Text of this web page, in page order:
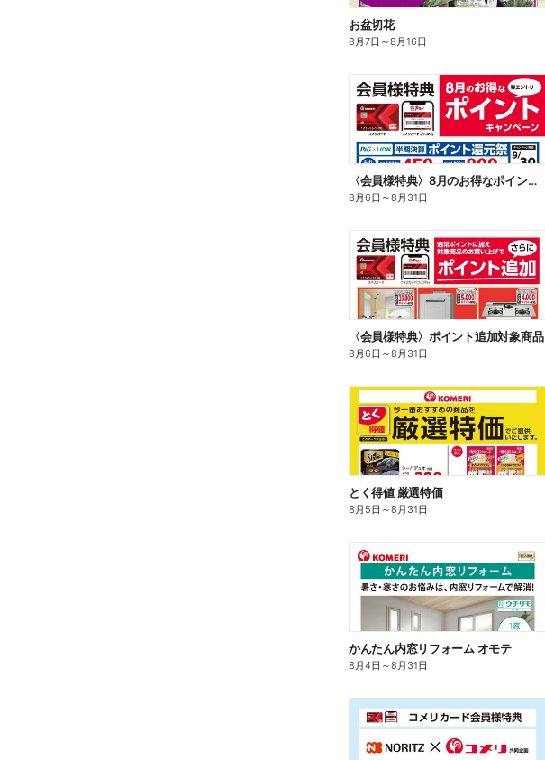
お盆切花
8月7日 ～8月16日
〈会員様特典〉8月のお得なポイントキャンペーン
8月6日 ～8月31日
〈会員様特典〉ポイント追加対象商品
8月6日 ～8月31日
とく得値 厳選特価
8月5日 ～8月31日
かんたん内窓リフォーム オモテ
8月4日 ～8月31日